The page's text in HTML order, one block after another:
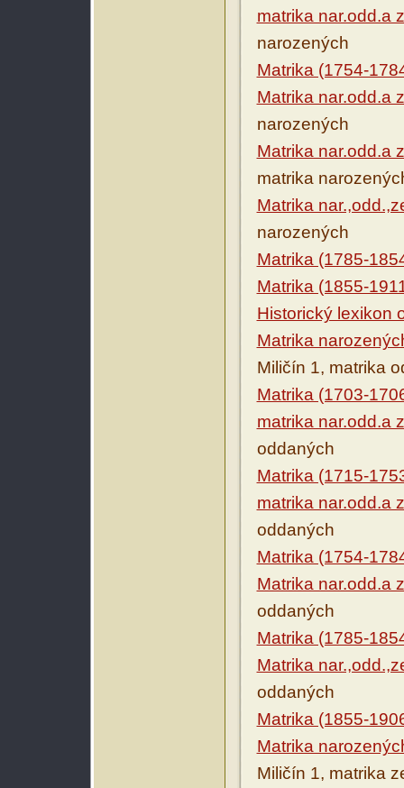
matrika nar.odd.a
narozených
Matrika (1754-
Matrika nar.odd.a
narozených
Matrika nar.odd.a
matrika
Matrika
narozených
Matrika (1785-
Matrika (1855-
Historický lexikon
Matrika
Miličín 1, matrika
Matrika (1703-
matrika nar.odd.a
oddaných
Matrika (1715-
matrika nar.odd.a
oddaných
Matrika (1754-
Matrika nar.odd.a
oddaných
Matrika (1785-
Matrika
oddaných
Matrika (1855-
Matrika
Miličín 1, matrika